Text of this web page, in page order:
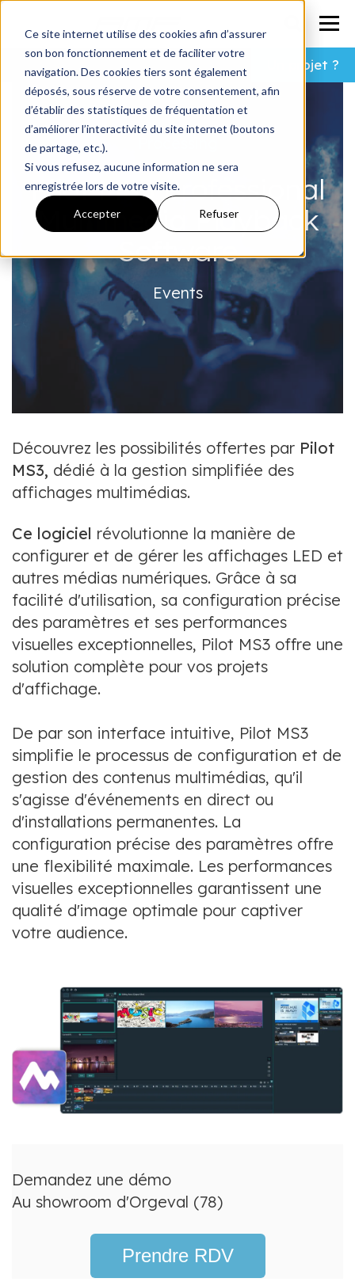
Ce site internet utilise des cookies afin d’assurer
son bon fonctionnement et de faciliter votre
navigation. Des cookies tiers sont également
déposés, sous réserve de votre consentement, afin
d’établir des statistiques de fréquentation et
d’améliorer l’interactivité du site internet (boutons
de partage, etc.).
Si vous refusez, aucune information ne sera
enregistrée lors de votre visite.
Accepter Refuser
Un projet ?
Pilot MS3 Professional
Multimedia Playback
Software
Events
Découvrez les possibilités offertes par Pilot
MS3, dédié à la gestion simplifiée des
affichages multimédias.
Ce logiciel révolutionne la manière de
configurer et de gérer les affichages LED et
autres médias numériques. Grâce à sa
facilité d'utilisation, sa configuration précise
des paramètres et ses performances
visuelles exceptionnelles, Pilot MS3 offre une
solution complète pour vos projets
d'affichage.
De par son interface intuitive, Pilot MS3
simplifie le processus de configuration et de
gestion des contenus multimédias, qu'il
s'agisse d'événements en direct ou
d'installations permanentes. La
configuration précise des paramètres offre
une flexibilité maximale. Les performances
visuelles exceptionnelles garantissent une
qualité d'image optimale pour captiver
votre audience.
Demandez une démo
Au showroom d'Orgeval (78)
Prendre RDV